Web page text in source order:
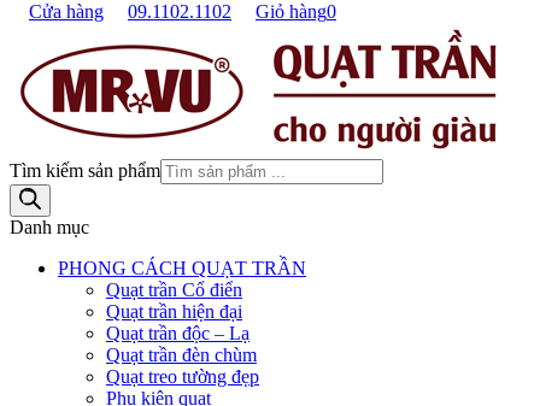
Cửa hàng 09.1102.1102 Giỏ hàng0
Tìm kiếm sản phẩm
Danh mục
PHONG CÁCH QUẠT TRẦN
Quạt trần Cổ điển
Quạt trần hiện đại
Quạt trần độc – Lạ
Quạt trần đèn chùm
Quạt treo tường đẹp
Phụ kiện quạt